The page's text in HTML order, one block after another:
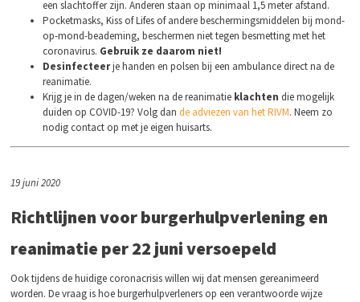
een slachtoffer zijn. Anderen staan op minimaal 1,5 meter afstand.
Pocketmasks, Kiss of Lifes of andere beschermingsmiddelen bij mond-
op-mond-beademing, beschermen niet tegen besmetting met het
coronavirus. Gebruik ze daarom niet!
Desinfecteerje handen en polsen bij een ambulance direct na de
reanimatie.
Krijg je in de dagen/weken na de reanimatie klachten die mogelijk
duiden op COVID-19? Volg dande adviezen van het RIVM. Neem zo
nodig contact op met je eigen huisarts.
19 juni 2020
Richtlijnen voor burgerhulpverlening en
reanimatie per 22 juniversoepeld
Ook tijdens de huidige coronacrisis willen wij dat mensen gereanimeerd
worden. De vraag is hoe burgerhulpverleners op een verantwoorde wijze